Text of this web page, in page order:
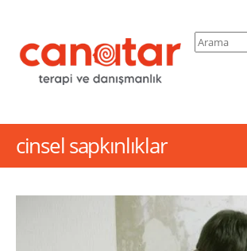
cinsel sapkınlıklar